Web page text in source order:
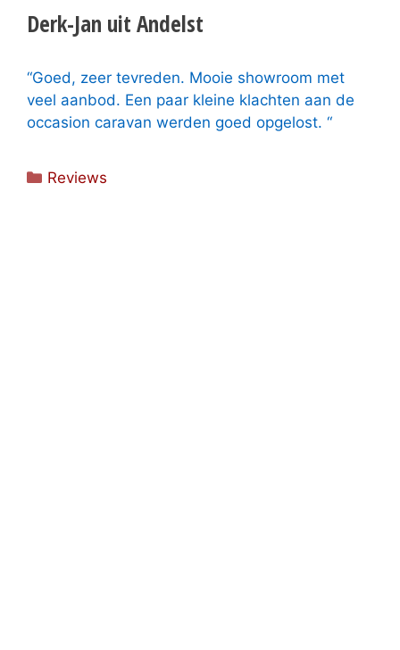
Derk-Jan uit Andelst
“Goed, zeer tevreden. Mooie showroom met
veel aanbod. Een paar kleine klachten aan de
occasion caravan werden goed opgelost. “
Categorieën
Reviews